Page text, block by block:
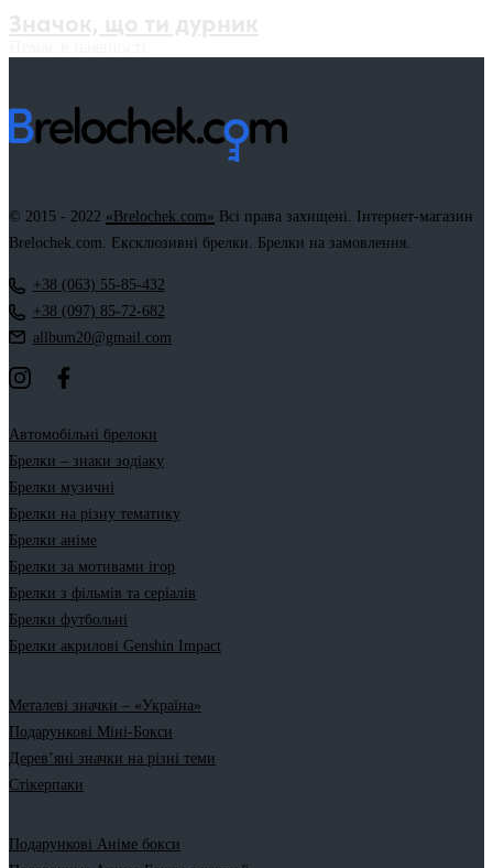
© 2015 - 2022 «Brelochek.com» Всі права захищені. Інтернет-магазин
Brelochek.com. Ексклюзивні брелки. Брелки на замовлення.
+38 (063) 55-85-432
+38 (097) 85-72-682
allbum20@gmail.com
Автомобільні брелоки
Брелки – знаки зодіаку
Брелки музичні
Брелки на різну тематику
Брелки аніме
Брелки за мотивами ігор
Брелки з фільмів та серіалів
Брелки футбольні
Брелки акрилові Genshin Impact
Металеві значки – «Україна»
Подарункові Міні-Бокси
Дерев’яні значки на різні теми
Стікерпаки
Подарункові Аніме бокси